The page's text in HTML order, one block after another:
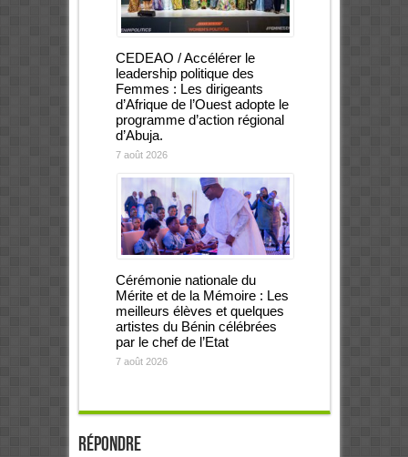
CEDEAO / Accélérer le
leadership politique des
Femmes : Les dirigeants
d’Afrique de l’Ouest adopte le
programme d’action régional
d’Abuja.
7 août 2026
Cérémonie nationale du
Mérite et de la Mémoire : Les
meilleurs élèves et quelques
artistes du Bénin célébrées
par le chef de l’Etat
7 août 2026
Répondre